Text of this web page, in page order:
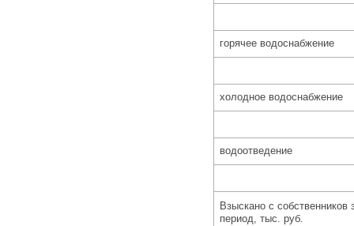
горячее водоснабжение
холодное водоснабжение
водоотведение
Взыскано с собственников
период, тыс. руб.